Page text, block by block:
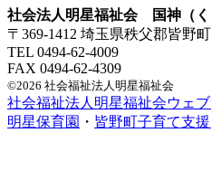
社会法人明星福祉会 国神（く
〒369-1412 埼玉県秩父郡皆野
TEL 0494-62-4009
FAX 0494-62-4309
©2026 社会福祉法人明星福祉会
社会福祉法人明星福祉会ウェブ
明星保育園 ・ 皆野町子育て支